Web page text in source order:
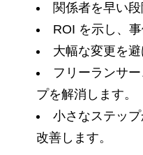
関係者を早い
ROI を示し、
大幅な変更を
フリーランサ
プを解消します。
小さなステッ
改善します。